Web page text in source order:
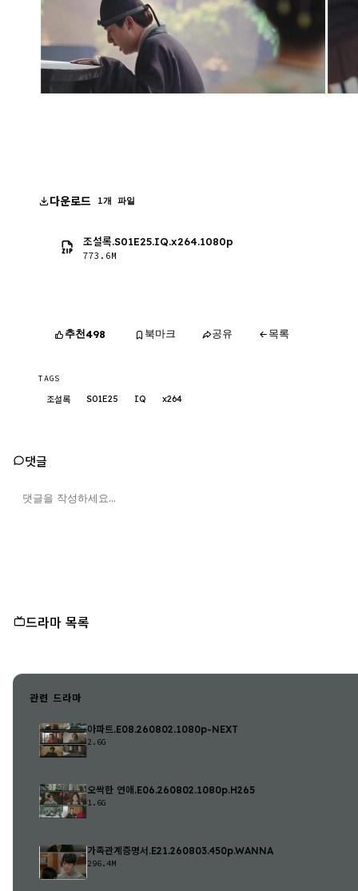
다운로드 1개 파일
조설록.S01E25.IQ.x264.1080p
773.6M
추천498 북마크 공유 목록
TAGS
조설록 S01E25 IQ x264
댓글
드라마 목록
관련 드라마
아파트.E08.260802.1080p-NEXT
2.6G
오싹한 연애.E06.260802.1080p.H265
1.6G
가족관계증명서.E21.260803.450p.WANNA
296.4M